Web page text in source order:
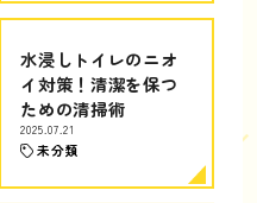
水浸しトイレのニオ
イ対策！清潔を保つ
ための清掃術
2025.07.21
未分類